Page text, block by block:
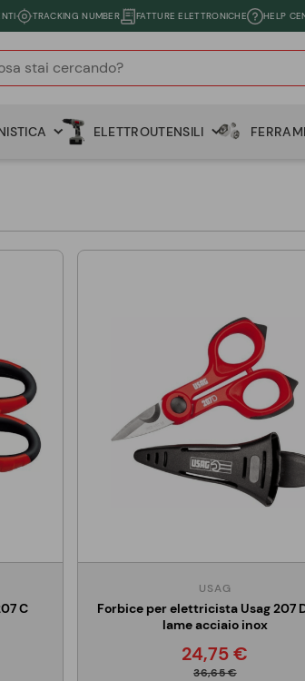
TRACKING NUMBER FATTURE ELETTRONICHE HELP
ELETTROUTENSILI
C
USAG
Forbice per elettricista Usag 207
lame acciaio inox
24,75 €
36,65 €